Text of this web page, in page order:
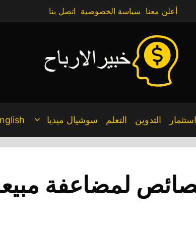
أعلن معنا سياسة الخصوصية اتصل بنا
استثمار التدوين التعلم سوشيال ميديا